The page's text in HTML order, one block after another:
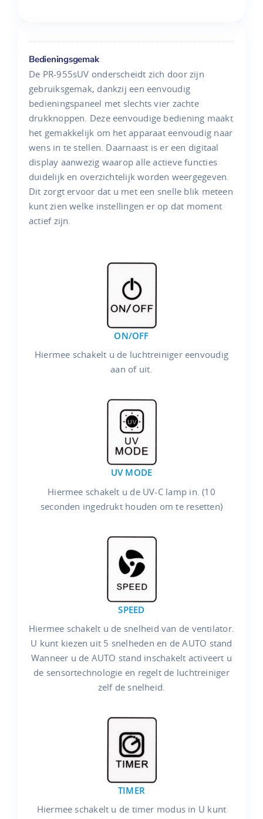
Bedieningsgemak
De PR-955sUV onderscheidt zich door zijn
gebruiksgemak, dankzij een eenvoudig
bedieningspaneel met slechts vier zachte
drukknoppen. Deze eenvoudige bediening maakt
het gemakkelijk om het apparaat eenvoudig naar
wens in te stellen. Daarnaast is er een digitaal
display aanwezig waarop alle actieve functies
duidelijk en overzichtelijk worden weergegeven.
Dit zorgt ervoor dat u met een snelle blik meteen
kunt zien welke instellingen er op dat moment
actief zijn.
ON/OFF
Hiermee schakelt u de luchtreiniger eenvoudig
aan of uit.
UV MODE
Hiermee schakelt u de UV-C lamp in. (10
seconden ingedrukt houden om te resetten)
SPEED
Hiermee schakelt u de snelheid van de ventilator.
U kunt kiezen uit 5 snelheden en de AUTO stand
Wanneer u de AUTO stand inschakelt activeert u
de sensortechnologie en regelt de luchtreiniger
zelf de snelheid.
TIMER
Hiermee schakelt u de timer modus in U kunt